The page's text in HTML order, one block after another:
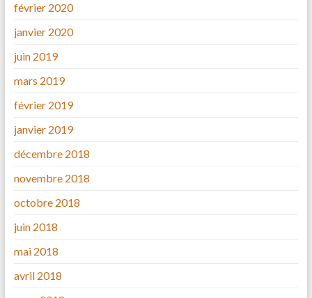
février 2020
janvier 2020
juin 2019
mars 2019
février 2019
janvier 2019
décembre 2018
novembre 2018
octobre 2018
juin 2018
mai 2018
avril 2018